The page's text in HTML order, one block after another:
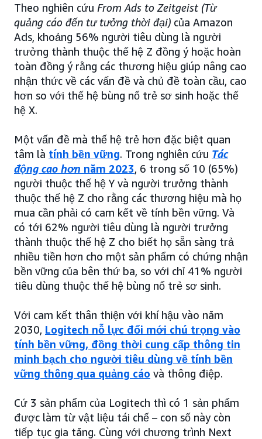
Theo nghiên cứu From Ads to Zeitgeist (Từ
quảng cáo đến tư tưởng thời đại) của Amazon
Ads, khoảng 56% người tiêu dùng là người
trưởng thành thuộc thế hệ Z đồng ý hoặc hoàn
toàn đồng ý rằng các thương hiệu giúp nâng cao
nhận thức về các vấn đề và chủ đề toàn cầu, cao
hơn so với thế hệ bùng nổ trẻ sơ sinh hoặc thế
hệ X.
Một vấn đề mà thế hệ trẻ hơn đặc biệt quan
tâm là tính bền vững. Trong nghiên cứu Tác
động cao hơn năm 2023, 6 trong số 10 (65%)
người thuộc thế hệ Y và người trưởng thành
thuộc thế hệ Z cho rằng các thương hiệu mà họ
mua cần phải có cam kết về tính bền vững. Và
có tới 62% người tiêu dùng là người trưởng
thành thuộc thế hệ Z cho biết họ sẵn sàng trả
nhiều tiền hơn cho một sản phẩm có chứng nhận
bền vững của bên thứ ba, so với chỉ 41% người
tiêu dùng thuộc thế hệ bùng nổ trẻ sơ sinh.
Với cam kết thân thiện với khí hậu vào năm
2030, Logitech nỗ lực đổi mới chú trọng vào
tính bền vững, đồng thời cung cấp thông tin
minh bạch cho người tiêu dùng về tính bền
vững thông qua quảng cáo và thông điệp.
Cứ 3 sản phẩm của Logitech thì có 1 sản phẩm
được làm từ vật liệu tái chế – con số này còn
tiếp tục gia tăng. Cùng với chương trình Next